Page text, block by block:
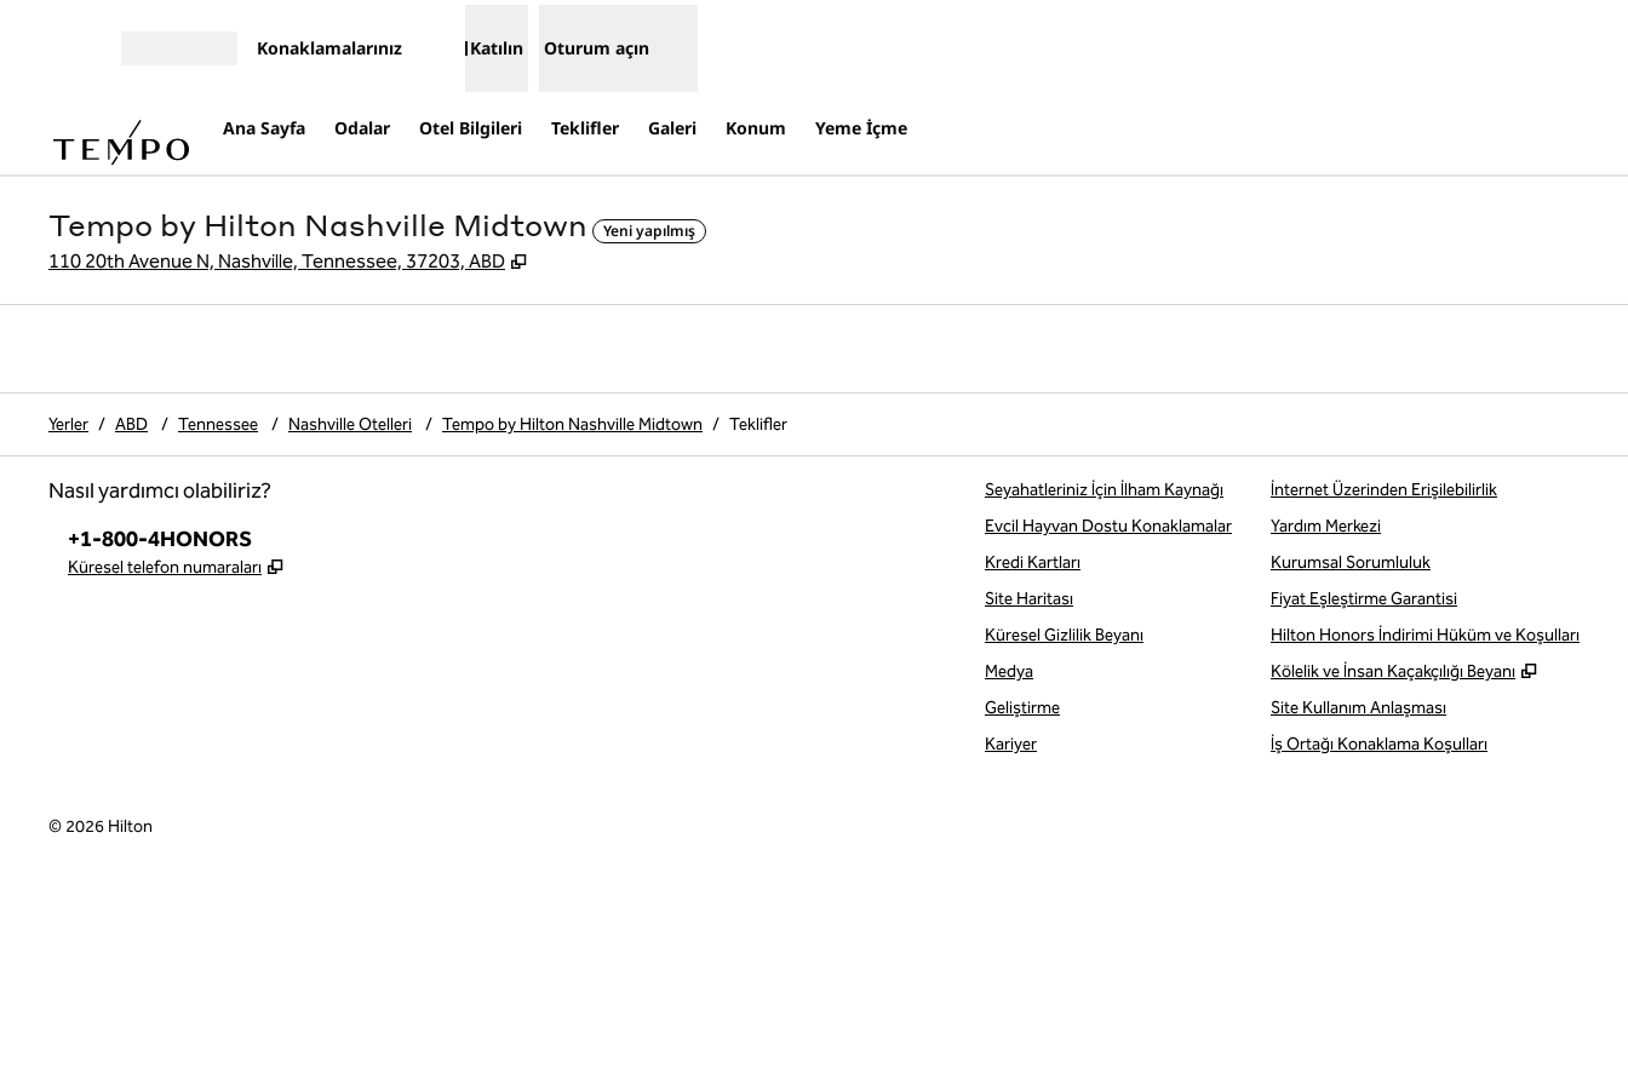
Konaklamalarınız Katılın Oturum açın
Ana Sayfa Odalar Otel Bilgileri Teklifler Galeri Konum Yeme İçme
Tempo by Hilton Nashville Midtown Yeni yapılmış
110 20th Avenue N, Nashville, Tennessee, 37203, ABD ,
Yerler / ABD / Tennessee / Nashville Otelleri / Tempo by Hilton Nashville Midtown / Teklifler
Nasıl yardımcı olabiliriz?
Telefon:
+1-800-4HONORS
Küresel telefon numaraları ,
Seyahatleriniz İçin İlham Kaynağı
Evcil Hayvan Dostu Konaklamalar
Kredi Kartları
Site Haritası
Küresel Gizlilik Beyanı
Medya
Geliştirme
Kariyer
İnternet Üzerinden Erişilebilirlik
Yardım Merkezi
Kurumsal Sorumluluk
Fiyat Eşleştirme Garantisi
Hilton Honors İndirimi Hüküm ve Koşulları
Kölelik ve İnsan Kaçakçılığı Beyanı
,
Site Kullanım Anlaşması
İş Ortağı Konaklama Koşulları
© 2026 Hilton